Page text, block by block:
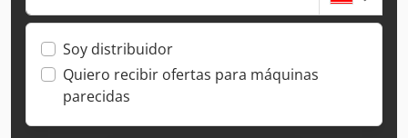
Soy distribuidor
Quiero recibir ofertas para máquinas
parecidas